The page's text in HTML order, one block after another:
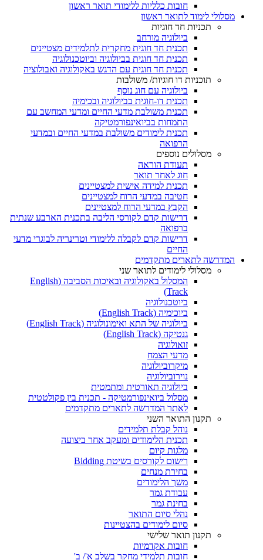
חובות כלליות ללימודי תואר ראשון
מסלולי לימוד לתואר ראשון
תכניות חד חוגיות
ביולוגיה מורחב
תכנית חד חוגית מחקרית לתלמידים מצטיינים
תכנית חד חוגית בביולוגיה וביוטכנולוגיה
תכנית חד חוגית עם הדגש באקולוגיה ואבולוציה
תוכניות דו חוגיות/ משולבות
ביולוגיה עם חוג נוסף
תכנית דו-חוגית בביולוגיה ובכימיה
תכנית משולבת מדעי החיים ומדעי המחשב עם
התמחות בביואינפורמטיקה
תכנית לימודים משולבת במדעי החיים ובמדעי
הרפואה
מסלולים נוספים
תעודת הוראה
חוג לאחר תואר
תכנית למידה אישית למצטיינים
חטיבה במדעי הרוח למצטיינים
הקבץ במדעי הרוח למצטיינים
דרישות קדם לקורסי הליבה בתכנית הארבע שנתית
ברפואה
דרישות קדם לקבלה ללימודי וטרינריה לבוגרי מדעי
החיים
המדרשה לתארים מתקדמים
מסלולי לימודים לתואר שני
המסלול באקולוגיה ובאיכות הסביבה (English
Track)
ביוטכנולוגיה
ביוכימיה (English Track)
ביולוגיה של התא ואימונולוגיה (English Track)
גנטיקה (English Track)
זואולוגיה
מדעי הצמח
מיקרוביולוגיה
נוירוביולוגיה
ביולוגיה תאורטית ומתמטית
מסלול ביואינפורמטיקה - תכנית בין פקולטטית
לאתר המדרשה לתארים מתקדמים
תקנון התואר השני
נוהל קבלת תלמידים
תכנית הלימודים ומעקב אחר ביצועה
מלגות קיום
רישום לקורסים בשיטת Bidding
בחירת מנחים
משך הלימודים
עבודת גמר
בחינת גמר
נהלי סיום התואר
סיום לימודים בהצטיינות
תקנון תואר שלישי
חובות אקדמיות
חובות תלמידי מחקר בשלב א'/ ב'